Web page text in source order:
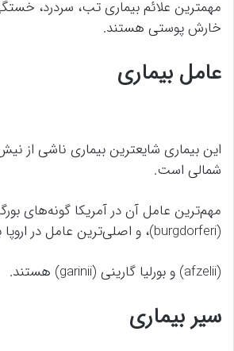
مهمترین علائم بیماری تب، سردرد،
خارش پوستی هستند.
عامل بیماری
این بیماری شایعترین بیماری ناشی از
شمالی است.
مهم‌ترین عامل آن در آمریکا گونه‌های
(
burgdorferi)، و اصلی‌ترین عامل در اروپا
(
afzelii) و بورلیا گارینی (garinii) هستند.
سیر بیماری